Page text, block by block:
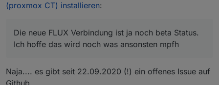
Copy/Paste Arbeit. Wenn du so oder so mit
Grafana schon warm bist, nimm die Overrides.
Tja genauso hab Ichs auch gemacht. Einfach Override
Die neue FLUX Verbindung ist ja noch beta Status. Ich
hoffe das wird noch was ansonsten mpfh
(proxmox CT) installieren:
Die neue FLUX Verbindung ist ja noch beta Status.
Ich hoffe das wird noch was ansonsten mpfh
Naja.... es gibt seit 22.09.2020 (!) ein offenes Issue auf